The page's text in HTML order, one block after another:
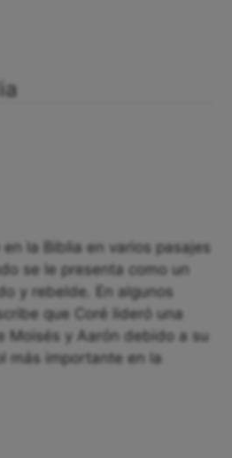
en la Biblia en varios pasajes
se le presenta como un
y rebelde. En algunos
que Coré lideró una
Moisés y Aarón debido a su
más importante en la